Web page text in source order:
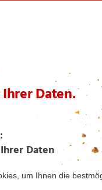
dieser